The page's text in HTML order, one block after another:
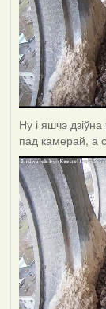
Ну і яшчэ
пад камерай, а